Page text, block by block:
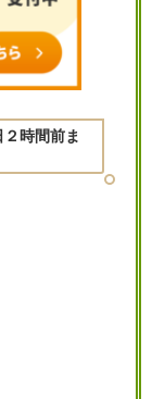
時間前ま